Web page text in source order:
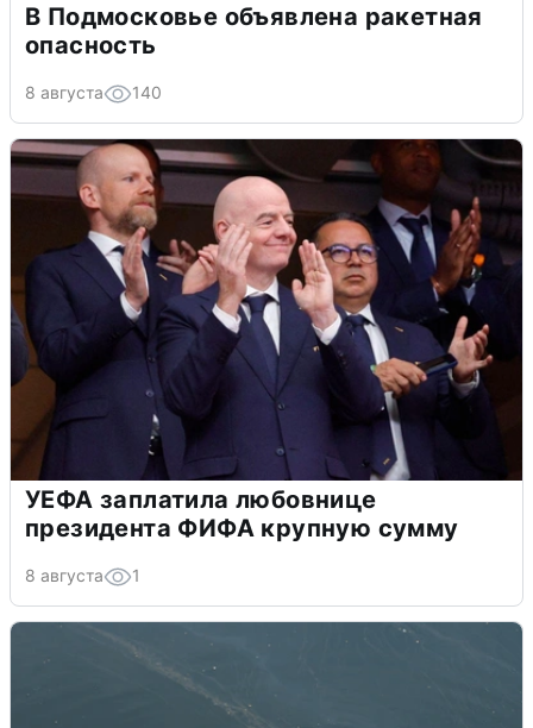
В Подмосковье объявлена ракетная
опасность
8 августа 140
УЕФА заплатила любовнице
президента ФИФА крупную сумму
8 августа 1